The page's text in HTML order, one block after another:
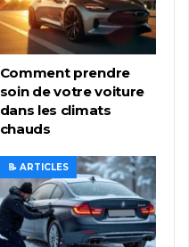
Comment prendre
soin de votre voiture
dans les climats
chauds
📝 ARTICLES